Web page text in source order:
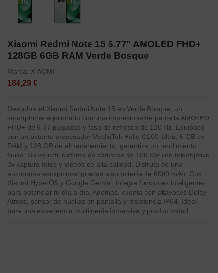
Xiaomi Redmi Note 15 6.77" AMOLED FHD+
128GB 6GB RAM Verde Bosque
Marca: XIAOMI
184,29 €
Descubre el Xiaomi Redmi Note 15 en Verde Bosque, un
smartphone equilibrado con una impresionante pantalla AMOLED
FHD+ de 6.77 pulgadas y tasa de refresco de 120 Hz. Equipado
con un potente procesador MediaTek Helio G100-Ultra, 6 GB de
RAM y 128 GB de almacenamiento, garantiza un rendimiento
fluido. Su versátil sistema de cámaras de 108 MP con teleobjetivo
3x captura fotos y vídeos de alta calidad. Disfruta de una
autonomía excepcional gracias a su batería de 6000 mAh. Con
Xiaomi HyperOS y Google Gemini, integra funciones inteligentes
para potenciar tu día a día. Además, cuenta con altavoces Dolby
Atmos, sensor de huellas en pantalla y resistencia IP64. Ideal
para una experiencia multimedia inmersiva y productividad.